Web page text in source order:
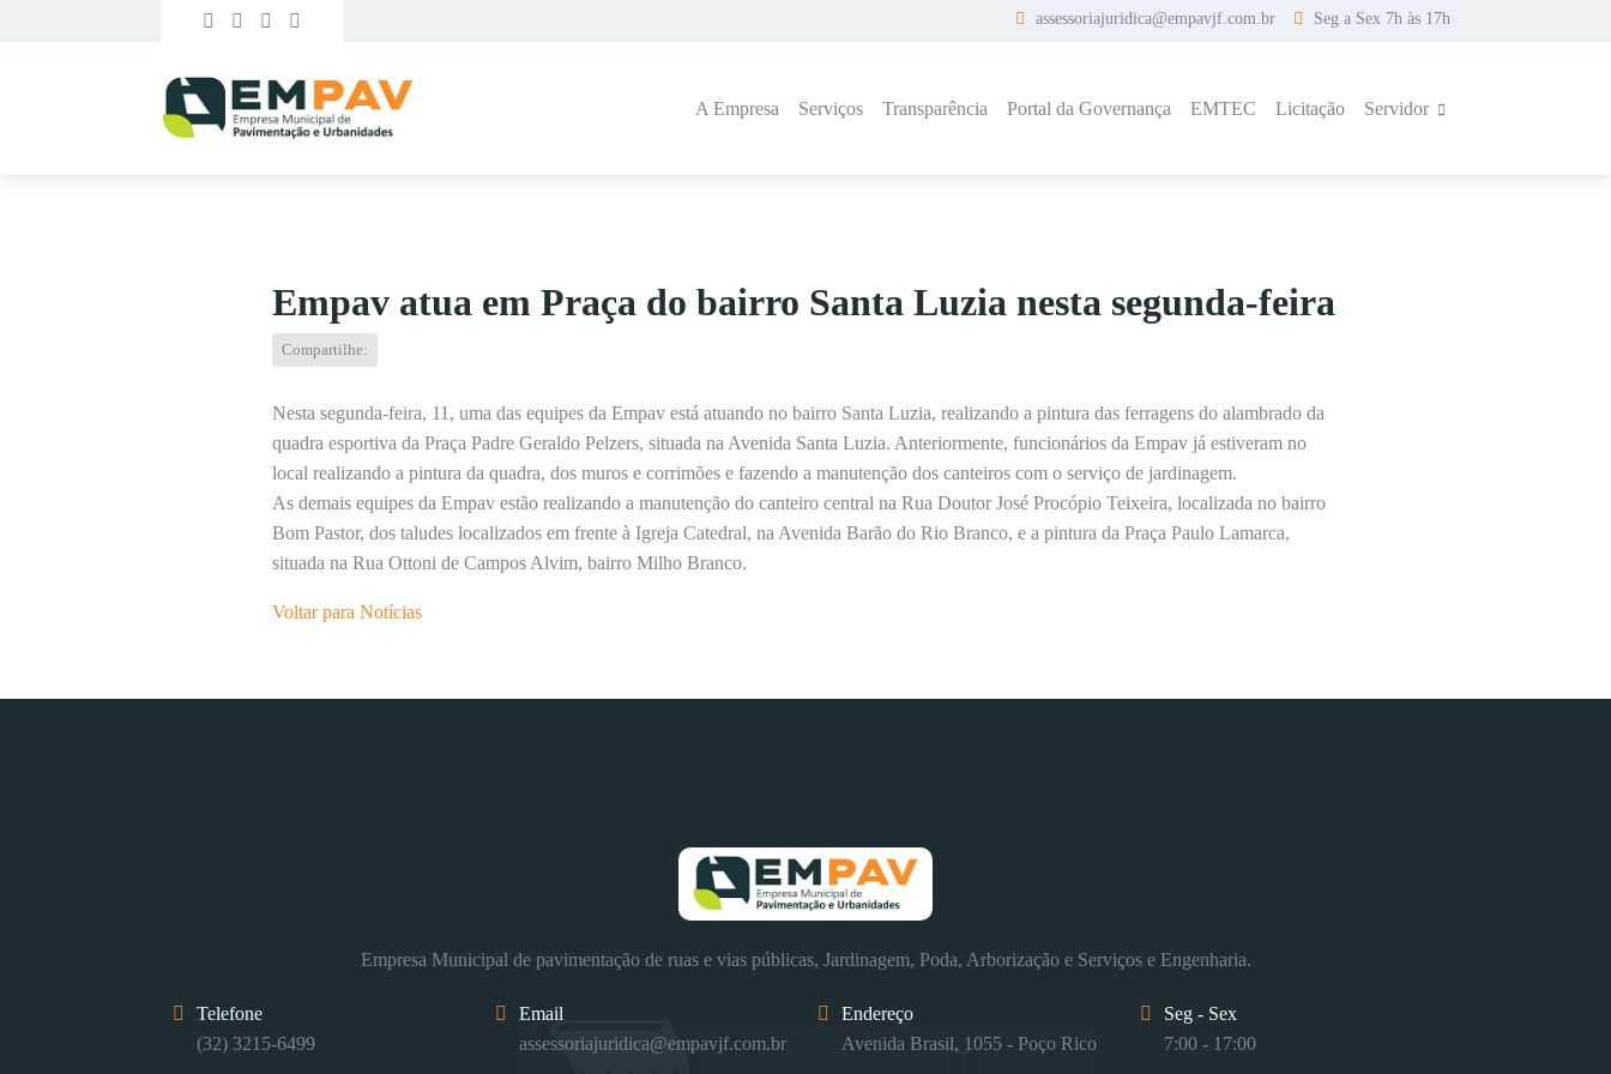
assessoriajuridica@empavjf.com.br Seg a Sex 7h às 17h
A Empresa Serviços Transparência Portal da Governança EMTEC Licitação Servidor
Empav atua em Praça do bairro Santa Luzia nesta segunda-feira
Compartilhe:
Nesta segunda-feira, 11, uma das equipes da Empav está atuando no bairro Santa Luzia, realizando a pintura das ferragens do alambrado da
quadra esportiva da Praça Padre Geraldo Pelzers, situada na Avenida Santa Luzia. Anteriormente, funcionários da Empav já estiveram no
local realizando a pintura da quadra, dos muros e corrimões e fazendo a manutenção dos canteiros com o serviço de jardinagem.
As demais equipes da Empav estão realizando a manutenção do canteiro central na Rua Doutor José Procópio Teixeira, localizada no bairro
Bom Pastor, dos taludes localizados em frente à Igreja Catedral, na Avenida Barão do Rio Branco, e a pintura da Praça Paulo Lamarca,
situada na Rua Ottoni de Campos Alvim, bairro Milho Branco.
Voltar para Notícias
Empresa Municipal de pavimentação de ruas e vias públicas, Jardinagem, Poda, Arborização e Serviços e Engenharia.
Telefone
(32) 3215-6499
Email
assessoriajuridica@empavjf.com.br
Endereço
Avenida Brasil, 1055 - Poço Rico
Seg - Sex
7:00 - 17:00